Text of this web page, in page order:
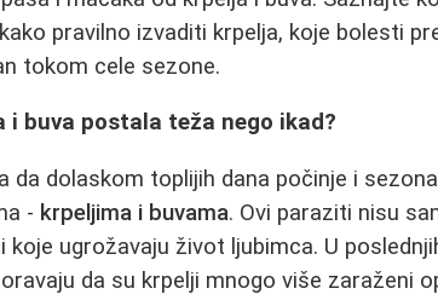
pravilno izvaditi krpelja, koje bolesti
tokom cele sezone.
buva postala teža nego ikad?
da dolaskom toplijih dana počinje i
- krpeljima i buvama. Ovi paraziti nisu
ugrožavaju život ljubimca. U
da su krpelji mnogo više zaraženi